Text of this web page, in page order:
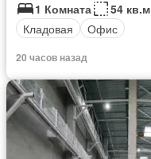
1 Комната
54 кв.м
Кладовая
Офис
20 часов назад